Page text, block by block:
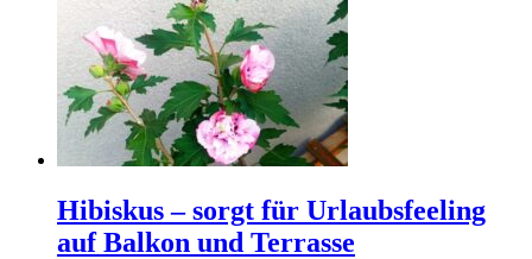
Hibiskus – sorgt für Urlaubsfeeling
auf Balkon und Terrasse